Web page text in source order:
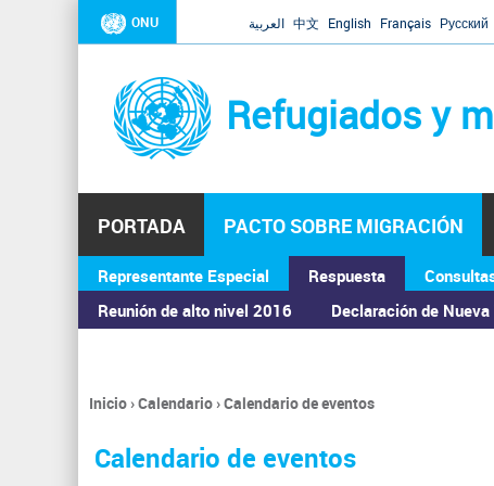
ONU العربية 中文 English Français Русский
Refugiados y
PORTADA PACTO SOBRE MIGRACIÓN
Representante Especial
Respuesta
Reunión de alto nivel 2016
Declaración de Nueva
ASAMBLEA GENERAL
Se
encuentra
usted
Inicio›Calendario›Calendario de eventos
Calendario de eventos